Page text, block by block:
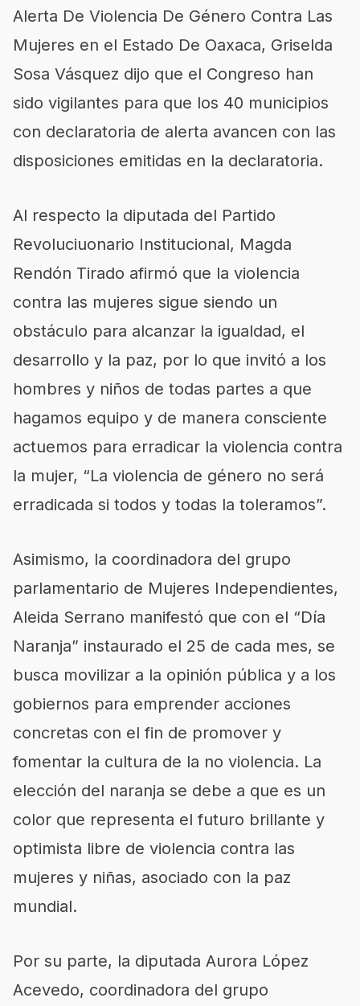
Alerta De Violencia De Género Contra Las
Mujeres en el Estado De Oaxaca, Griselda
Sosa Vásquez dijo que el Congreso han
sido vigilantes para que los 40 municipios
con declaratoria de alerta avancen con las
disposiciones emitidas en la declaratoria.
Al respecto la diputada del Partido
Revoluciuonario Institucional, Magda
Rendón Tirado afirmó que la violencia
contra las mujeres sigue siendo un
obstáculo para alcanzar la igualdad, el
desarrollo y la paz, por lo que invitó a los
hombres y niños de todas partes a que
hagamos equipo y de manera consciente
actuemos para erradicar la violencia contra
la mujer, “La violencia de género no será
erradicada si todos y todas la toleramos”.
Asimismo, la coordinadora del grupo
parlamentario de Mujeres Independientes,
Aleida Serrano manifestó que con el “Día
Naranja” instaurado el 25 de cada mes, se
busca movilizar a la opinión pública y a los
gobiernos para emprender acciones
concretas con el fin de promover y
fomentar la cultura de la no violencia. La
elección del naranja se debe a que es un
color que representa el futuro brillante y
optimista libre de violencia contra las
mujeres y niñas, asociado con la paz
mundial.
Por su parte, la diputada Aurora López
Acevedo, coordinadora del grupo